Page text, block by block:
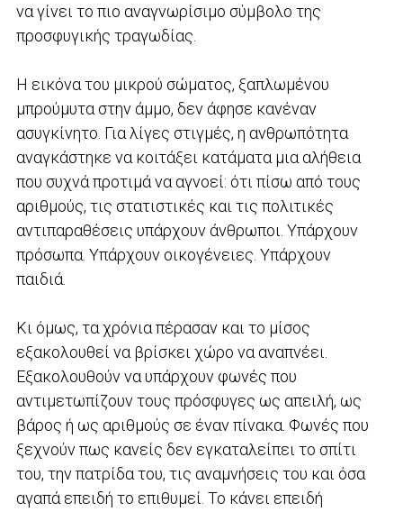
να γίνει το πιο αναγνωρίσιμο σύμβολο της
προσφυγικής τραγωδίας.
Η εικόνα του μικρού σώματος, ξαπλωμένου
μπρούμυτα στην άμμο, δεν άφησε κανέναν
ασυγκίνητο. Για λίγες στιγμές, η ανθρωπότητα
αναγκάστηκε να κοιτάξει κατάματα μια αλήθεια
που συχνά προτιμά να αγνοεί: ότι πίσω από τους
αριθμούς, τις στατιστικές και τις πολιτικές
αντιπαραθέσεις υπάρχουν άνθρωποι. Υπάρχουν
πρόσωπα. Υπάρχουν οικογένειες. Υπάρχουν
παιδιά.
Κι όμως, τα χρόνια πέρασαν και το μίσος
εξακολουθεί να βρίσκει χώρο να αναπνέει.
Εξακολουθούν να υπάρχουν φωνές που
αντιμετωπίζουν τους πρόσφυγες ως απειλή, ως
βάρος ή ως αριθμούς σε έναν πίνακα. Φωνές που
ξεχνούν πως κανείς δεν εγκαταλείπει το σπίτι
του, την πατρίδα του, τις αναμνήσεις του και όσα
αγαπά επειδή το επιθυμεί. Το κάνει επειδή